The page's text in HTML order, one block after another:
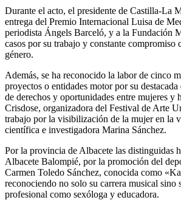
Durante el acto, el presidente de Castilla-La
entrega del Premio Internacional Luisa de
periodista Ángels Barceló, y a la Fundación
casos por su trabajo y constante compromiso
género.
Además, se ha reconocido la labor de cinco
proyectos o entidades motor por su
de derechos y oportunidades entre mujeres y
Crisdose, organizadora del Festival de Arte
trabajo por la visibilización de la mujer en la
científica e investigadora Marina Sánchez.
Por la provincia de Albacete las distinguidas
Albacete Balompié, por la promoción del
Carmen Toledo Sánchez, conocida como
reconociendo no solo su carrera musical sino
profesional como sexóloga y educadora.